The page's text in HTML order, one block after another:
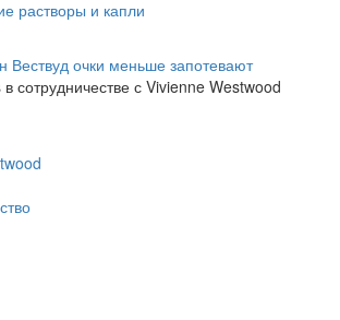
растворы и капли
Вествуд очки меньше запотевают
сотрудничестве с Vivienne Westwood